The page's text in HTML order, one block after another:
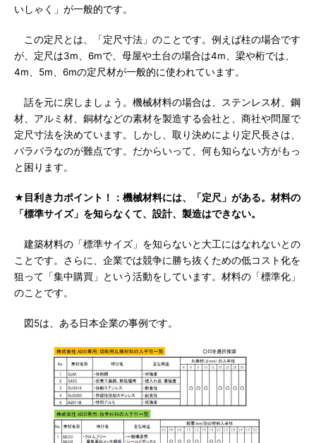
いしゃく」が一般的です。
この定尺とは、「定尺寸法」のことです。例えば柱の場合です
が、定尺は3m、6mで、母屋や土台の場合は4m、梁や桁では、
4m、5m、6mの定尺材が一般的に使われています。
話を元に戻しましょう。機械材料の場合は、ステンレス材、鋼
材、アルミ材、銅材などの素材を製造する会社と、商社や問屋で
定尺寸法を決めています。しかし、取り決めにより定尺長さは、
バラバラなのが難点です。だからいって、何も知らない方がもっ
と困ります。
★目利き力ポイント！：機械材料には、「定尺」がある。材料の
「標準サイズ」を知らなくて、設計、製造はできない。
建築材料の「標準サイズ」を知らないと大工にはなれないとの
ことです。さらに、企業では競争に勝ち抜くための低コスト化を
狙って「集中購買」という活動をしています。材料の「標準化」
のことです。
図5は、ある日本企業の事例です。